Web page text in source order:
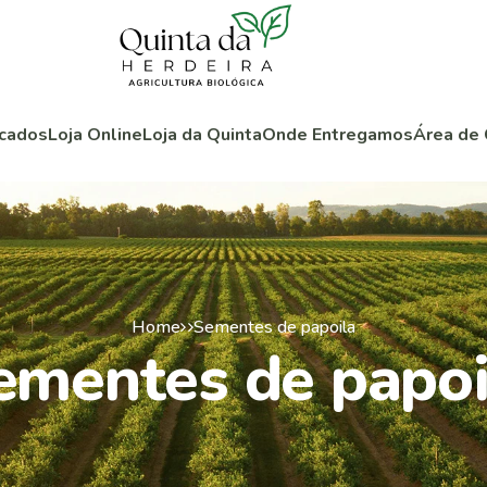
Loja OnlineLoja da QuintaOnde EntregamosÁrea de
Home Sementes de papoila
de